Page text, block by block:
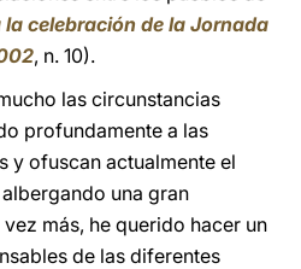
celebración de la Jornada
, n. 10).
las circunstancias
profundamente a las
y ofuscan actualmente el
una gran
más, he querido hacer un
de las diferentes